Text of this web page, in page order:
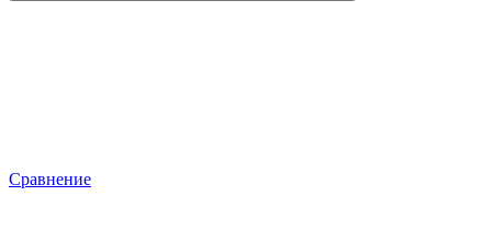
Сравнение